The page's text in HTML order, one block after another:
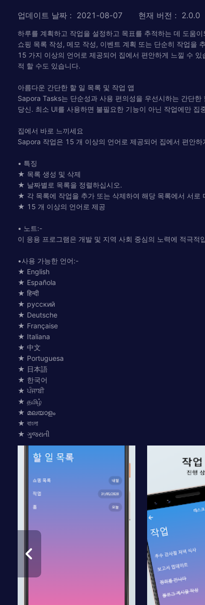
업데이트 날짜 : 2021-08-07 현재 버전 : 2.0.0
하루를 계획하고 작업을 설정하고 목표를 추적하는 데 도움
쇼핑 목록 작성, 메모 작성, 이벤트 계획 또는 단순히 작업을
15 가지 이상의 언어로 제공되어 집에서 편안하게 느낄 수
적 할 수도 있습니다.
아름다운 간단한 할 일 목록 및 작업 앱
Sapora Tasks는 단순성과 사용 편의성을 우선시하는 간단
당신. 최소 UI를 사용하면 불필요한 기능이 아닌 작업에만 집
집에서 바로 느끼세요
Sapora 작업은 15 개 이상의 언어로 제공되어 집에서 편안하
• 특징
★ 목록 생성 및 삭제
★ 날짜별로 목록을 정렬하십시오.
★ 각 목록에 작업을 추가 또는 삭제하여 해당 목록에서 서로
★ 15 개 이상의 언어로 제공
• 노트:-
이 응용 프로그램은 개발 및 지역 사회 중심의 노력에 적극적
•사용 가능한 언어:-
★ English
★ Española
★ हिन्दी
★ русский
★ Deutsche
★ Française
★ Italiana
★ 中文
★ Portuguesa
★ 日本語
★ 한국어
★ ਪੰਜਾਬੀ
★ தமிழ்
★ മലയാളം
★ বাংলা
★ ગુજરાતી